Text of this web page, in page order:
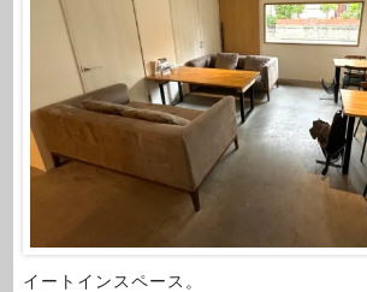
イートインスペース。